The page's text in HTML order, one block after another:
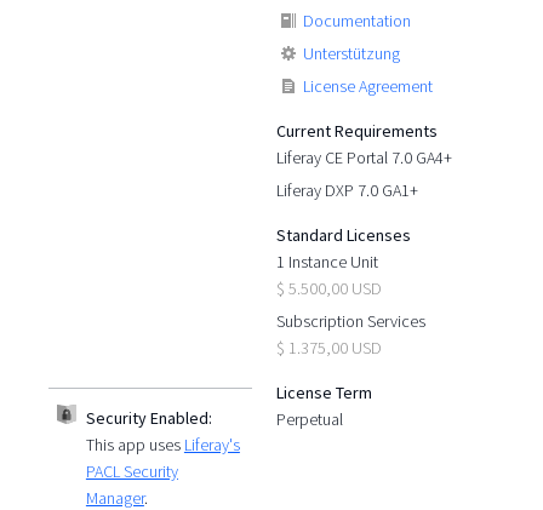
Documentation
Unterstützung
License Agreement
Current Requirements
Liferay CE Portal 7.0 GA4+
Liferay DXP 7.0 GA1+
Standard Licenses
1 Instance Unit
$ 5.500,00 USD
Subscription Services
$ 1.375,00 USD
License Term
Perpetual
Security Enabled:
This app uses Liferay's
PACL Security
Manager.